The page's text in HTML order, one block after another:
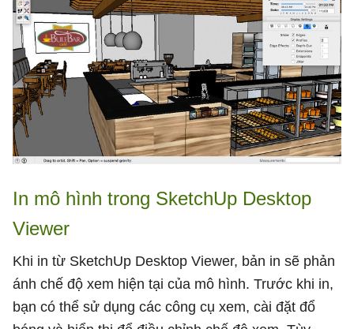
In mô hình trong SketchUp Desktop
Viewer
Khi in từ SketchUp Desktop Viewer, bản in sẽ phản
ánh chế độ xem hiện tại của mô hình. Trước khi in,
bạn có thể sử dụng các công cụ xem, cài đặt đổ